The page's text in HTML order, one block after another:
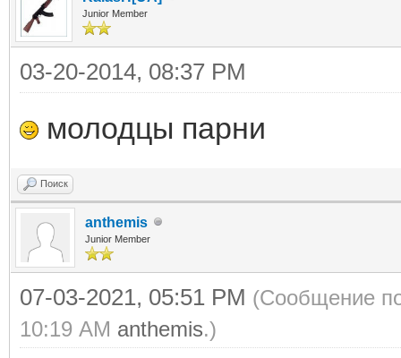
Junior Member
03-20-2014, 08:37 PM
молодцы парни
Поиск
anthemis
Junior Member
07-03-2021, 05:51 PM (Сообщение
10:19 AM anthemis.)